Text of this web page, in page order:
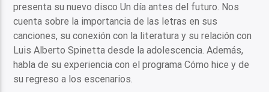
presenta su nuevo disco Un día antes del futuro. Nos
cuenta sobre la importancia de las letras en sus
canciones, su conexión con la literatura y su relación con
Luis Alberto Spinetta desde la adolescencia. Además,
habla de su experiencia con el programa Cómo hice y de
su regreso a los escenarios.